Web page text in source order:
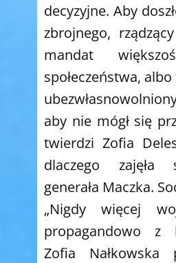
decyzyjne. Aby
zbrojnego,
mandat
społeczeństwa,
aby nie mógł się
twierdzi Zofia
dlaczego zajęła
generała Maczka.
„Nigdy więcej
propagandowo z
Zofia Nałkowska